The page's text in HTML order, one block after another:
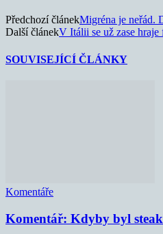
Předchozí článekMigréna je neřád.
Další článekV Itálii se už zase
SOUVISEJÍCÍ ČLÁNKY
Komentáře
Komentář: Kdyby byl